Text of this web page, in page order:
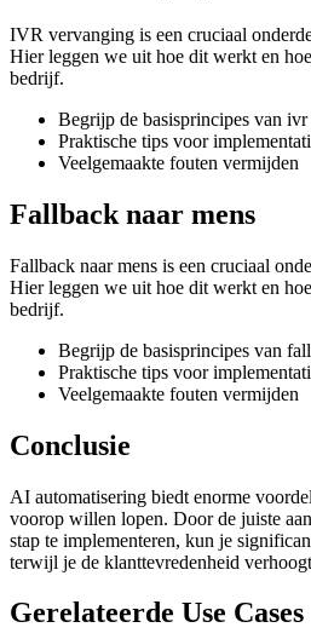
IVR vervanging is een cruciaal
Hier leggen we uit hoe dit werkt en
bedrijf.
Begrijp de basisprincipes van
Praktische tips voor
Veelgemaakte fouten vermijden
Fallback naar mens
Fallback naar mens is een cruciaal
Hier leggen we uit hoe dit werkt en
bedrijf.
Begrijp de basisprincipes van
Praktische tips voor
Veelgemaakte fouten vermijden
Conclusie
AI automatisering biedt enorme
voorop willen lopen. Door de juiste
stap te implementeren, kun je
terwijl je de klanttevredenheid
Gerelateerde Use Cases